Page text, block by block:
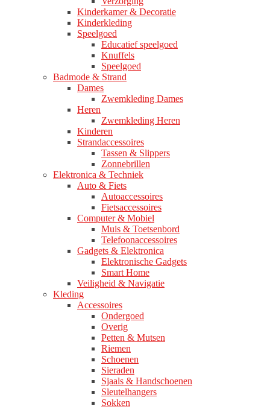
Kinderkamer & Decoratie
Kinderkleding
Speelgoed
Educatief speelgoed
Knuffels
Speelgoed
Badmode & Strand
Dames
Zwemkleding Dames
Heren
Zwemkleding Heren
Kinderen
Strandaccessoires
Tassen & Slippers
Zonnebrillen
Elektronica & Techniek
Auto & Fiets
Autoaccessoires
Fietsaccessoires
Computer & Mobiel
Muis & Toetsenbord
Telefoonaccessoires
Gadgets & Elektronica
Elektronische Gadgets
Smart Home
Veiligheid & Navigatie
Kleding
Accessoires
Ondergoed
Overig
Petten & Mutsen
Riemen
Schoenen
Sieraden
Sjaals & Handschoenen
Sleutelhangers
Sokken